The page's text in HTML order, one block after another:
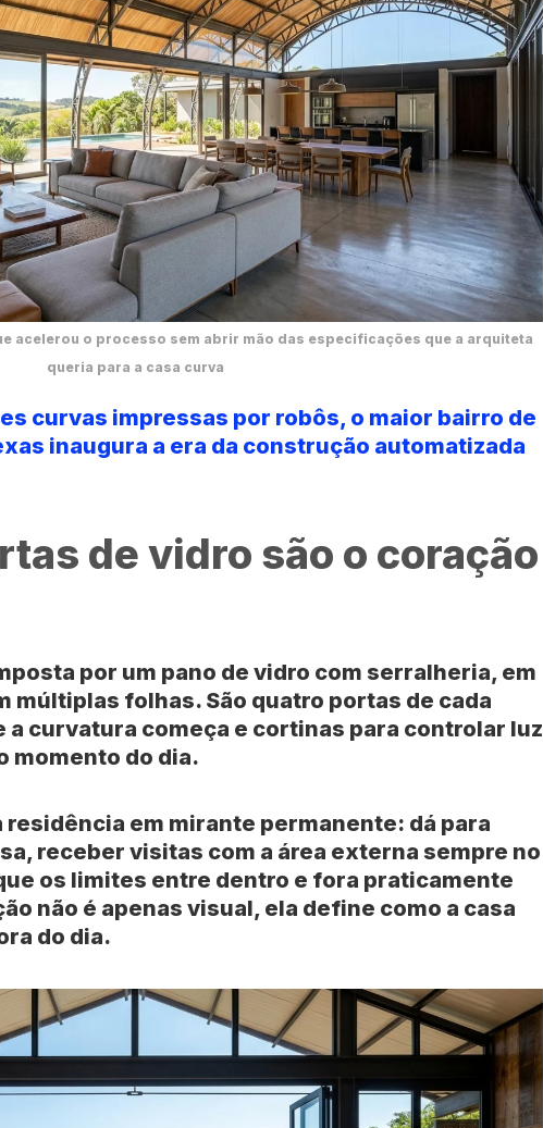
acelerou o processo sem abrir mão das especificações que a arquiteta
queria para a casa curva
curvas impressas por robôs, o maior bairro de
inaugura a era da construção automatizada
de vidro são o coração
por um pano de vidro com serralheria, em
múltiplas folhas. São quatro portas de cada
a curvatura começa e cortinas para controlar luz
momento do dia.
em mirante permanente: dá para
receber visitas com a área externa sempre no
os limites entre dentro e fora praticamente
não é apenas visual, ela define como a casa
do dia.